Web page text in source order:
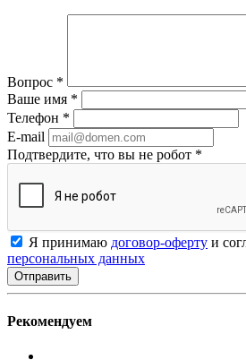
Вопрос *
Ваше имя *
Телефон *
E-mail
Подтвердите, что вы не робот *
Я принимаю договор-оферту и
персональных данных
Рекомендуем